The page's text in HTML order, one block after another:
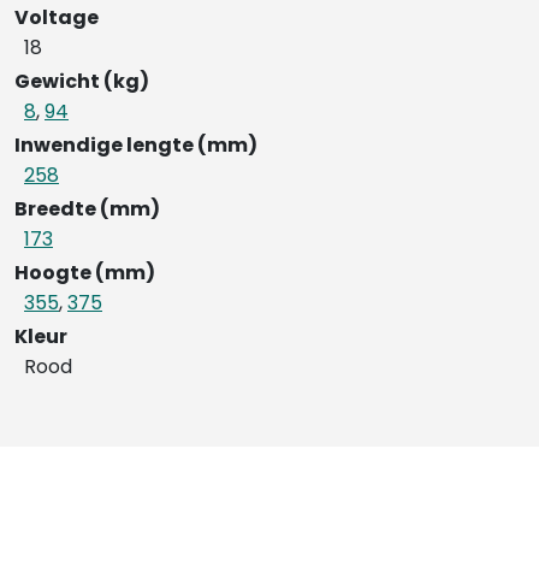
Voltage
18
Gewicht (kg)
8,94
Inwendige lengte (mm)
258
Breedte (mm)
173
Hoogte (mm)
355,375
Kleur
Rood